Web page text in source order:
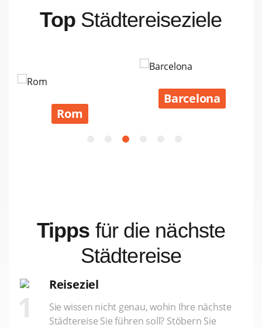
Top Städtereiseziele
Rom
Barcelona
Tipps für die nächste
Städtereise
1
Reiseziel
Sie wissen nicht genau, wohin Ihre nächste
Städtereise Sie führen soll? Stöbern Sie